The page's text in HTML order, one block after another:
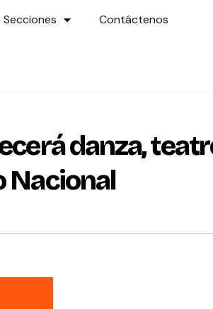
Secciones Contáctenos
danza,
Nacional